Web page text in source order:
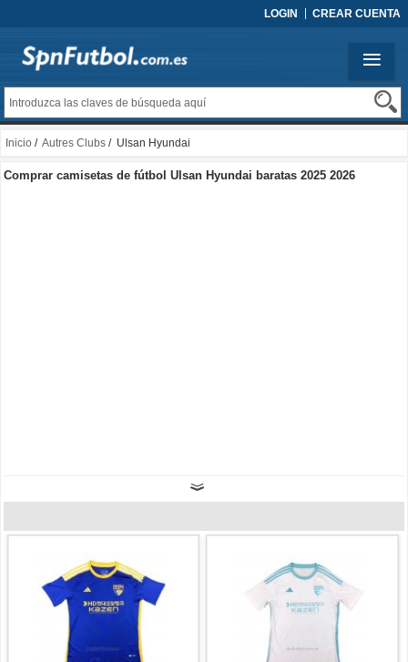
LOGIN CREAR CUENTA
Inicio / Autres Clubs / Ulsan Hyundai
Comprar camisetas de fútbol Ulsan Hyundai baratas 2025 2026